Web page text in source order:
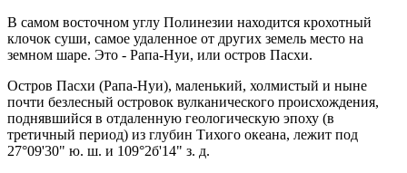
В самом восточном углу Полинезии находится крохотный
клочок суши, самое удаленное от других земель место на
земном шаре. Это - Рапа-Нуи, или остров Пасхи.
Остров Пасхи (Рапа-Нуи), маленький, холмистый и ныне
почти безлесный островок вулканического происхождения,
поднявшийся в отдаленную геологическую эпоху (в
третичный период) из глубин Тихого океана, лежит под
27°09'30" ю. ш. и 109°2б'14" з. д.